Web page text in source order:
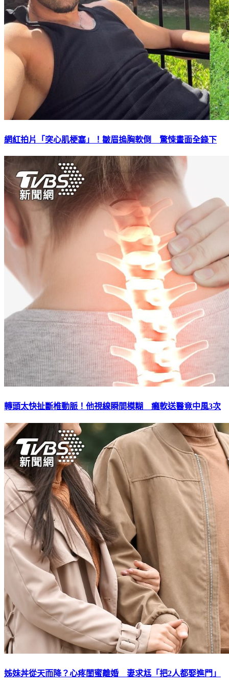
網紅拍片「突心肌梗塞」！皺眉摀胸軟倒 驚悚畫面全錄下
轉頭太快扯斷椎動脈！他視線瞬間模糊 癱軟送醫竟中風3次
姊妹丼從天而降？心疼閨蜜離婚 妻求尪「把2人都娶進門」